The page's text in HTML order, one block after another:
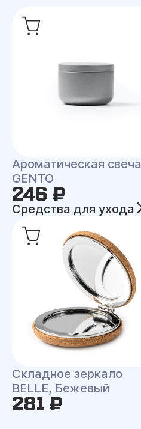
Ароматическая свеча
GENTO
246 ₽
Средства для ухода
Складное зеркало
BELLE, Бежевый
281 ₽